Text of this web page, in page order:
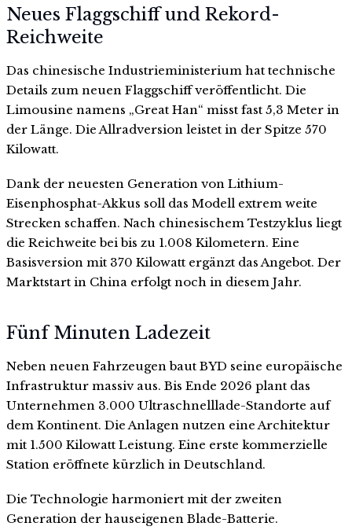
Neues Flaggschiff und Rekord-
Reichweite
Das chinesische Industrieministerium hat technische
Details zum neuen Flaggschiff veröffentlicht. Die
Limousine namens „Great Han“ misst fast 5,3 Meter in
der Länge. Die Allradversion leistet in der Spitze 570
Kilowatt.
Dank der neuesten Generation von Lithium-
Eisenphosphat-Akkus soll das Modell extrem weite
Strecken schaffen. Nach chinesischem Testzyklus liegt
die Reichweite bei bis zu 1.008 Kilometern. Eine
Basisversion mit 370 Kilowatt ergänzt das Angebot. Der
Marktstart in China erfolgt noch in diesem Jahr.
Fünf Minuten Ladezeit
Neben neuen Fahrzeugen baut BYD seine europäische
Infrastruktur massiv aus. Bis Ende 2026 plant das
Unternehmen 3.000 Ultraschnelllade-Standorte auf
dem Kontinent. Die Anlagen nutzen eine Architektur
mit 1.500 Kilowatt Leistung. Eine erste kommerzielle
Station eröffnete kürzlich in Deutschland.
Die Technologie harmoniert mit der zweiten
Generation der hauseigenen Blade-Batterie.